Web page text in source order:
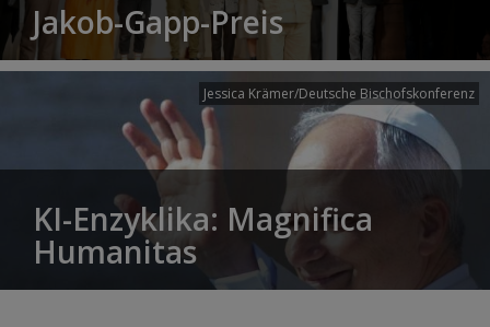
Jakob-Gapp-Preis
Jessica Krämer/Deutsche Bischofskonferenz
KI-Enzyklika: Magnifica
Humanitas